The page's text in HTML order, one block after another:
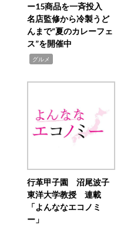
ー15商品を一斉投入
名店監修から冷製うど
んまで“夏のカレーフェ
ス”を開催中
グルメ
行革甲子園 沼尾波子
東洋大学教授 連載
「よんななエコノミ
ー」